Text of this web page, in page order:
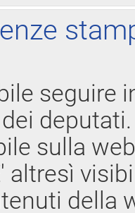
seguire
sulla
altresì
della